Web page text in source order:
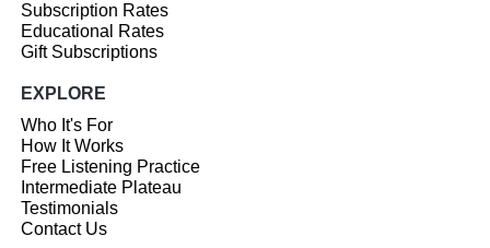
Subscription Rates
Educational Rates
Gift Subscriptions
EXPLORE
Who It's For
How It Works
Free Listening Practice
Intermediate Plateau
Testimonials
Contact Us